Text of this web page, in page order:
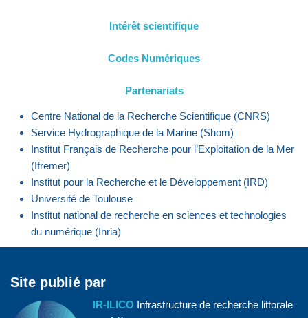
Intérêt scientifique
Codes Numériques
Partenariats
Centre National de la Recherche Scientifique (CNRS)
Service Hydrographique de la Marine (Shom)
Institut Français de Recherche pour l’Exploitation de la Mer
(Ifremer)
Institut pour la Recherche et le Développement (IRD)
Université de Toulouse
Institut national de recherche en sciences et technologies
du numérique (Inria)
Site publié par
IR-ILICO Infrastructure de recherche littorale